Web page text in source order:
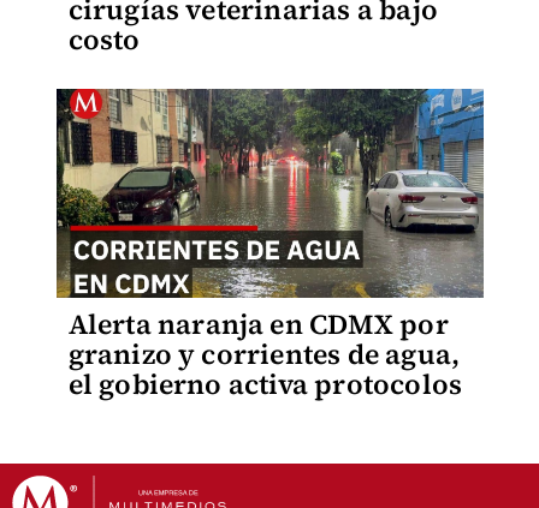
cirugías veterinarias a bajo
costo
Alerta naranja en CDMX por
granizo y corrientes de agua,
el gobierno activa protocolos